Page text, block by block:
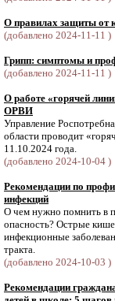
О правилах защиты от
(добавлено 2024-11-11 )
Грипп: симптомы и
(добавлено 2024-11-11 )
О работе «горячей
ОРВИ
Управление
области проводит
11.10.2024 года.
(добавлено 2024-10-04 )
Рекомендации по
инфекций
О чем нужно помнить в
опасность? Острые
инфекционные
тракта.
(добавлено 2024-10-03 )
Рекомендации